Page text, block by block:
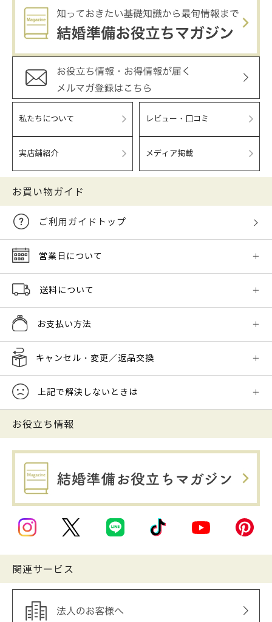
私たちについて レビュー・口コミ
実店舗紹介 メディア掲載
お買い物ガイド
ご利用ガイドトップ
営業日について
送料について
お支払い方法
キャンセル・変更／返品交換
上記で解決しないときは
お役立ち情報
関連サービス